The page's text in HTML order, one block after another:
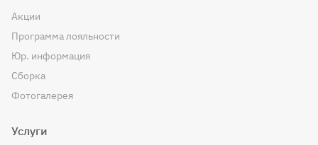
Акции
Программа лояльности
Юр. информация
Сборка
Фотогалерея
Услуги